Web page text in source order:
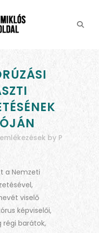
by P
a Nemzeti
viselő
képviselői,
régi barátok,